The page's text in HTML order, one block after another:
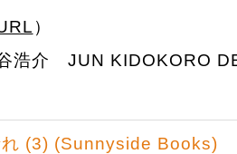
）
浩介 JUN KIDOKORO
(3) (Sunnyside Books)